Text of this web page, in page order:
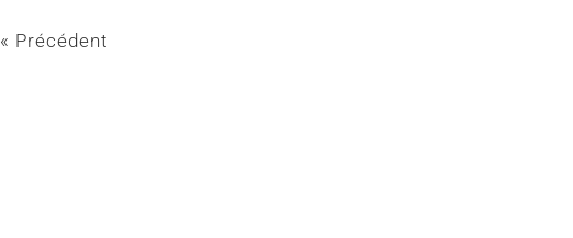
« Précédent